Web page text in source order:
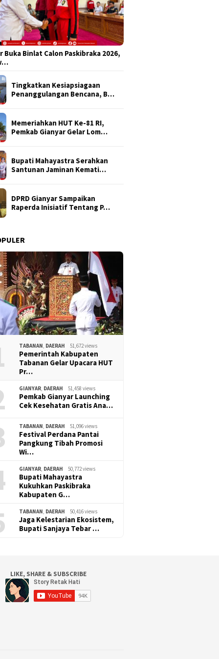
Buka Binlat Calon Paskibraka 2026,
Tingkatkan Kesiapsiagaan
Penanggulangan Bencana, B…
Memeriahkan HUT Ke-81 RI,
Pemkab Gianyar Gelar Lom…
Bupati Mahayastra Serahkan
Santunan Jaminan Kemati…
DPRD Gianyar Sampaikan
Raperda Inisiatif Tentang P…
TABANAN, DAERAH 51,672 views
Pemerintah Kabupaten
Tabanan Gelar Upacara HUT
Pr…
GIANYAR, DAERAH 51,458 views
Pemkab Gianyar Launching
Cek Kesehatan Gratis Ana…
TABANAN, DAERAH 51,096 views
Festival Perdana Pantai
Pangkung Tibah Promosi
Wi…
GIANYAR, DAERAH 50,772 views
Bupati Mahayastra
Kukuhkan Paskibraka
Kabupaten G…
TABANAN, DAERAH 50,416 views
Jaga Kelestarian Ekosistem,
Bupati Sanjaya Tebar …
LIKE, SHARE & SUBSCRIBE